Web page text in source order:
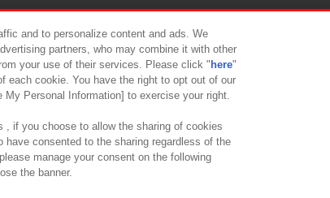
について カスタマーハラスメント対応方針
and to personalize content and ads. We
partners, who may combine it with other
your use of their services. Please click " here"
each cookie. You have the right to opt out of our
Personal Information] to exercise your right.
, if you choose to allow the sharing of cookies
have consented to the sharing regardless of the
manage your consent on the following
the banner.